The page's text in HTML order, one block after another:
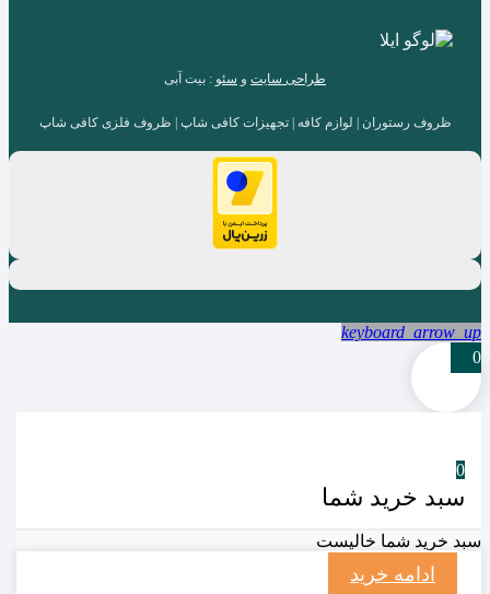
طراحی سایت و سئو : بیت آبی
ظروف رستوران | لوازم کافه | تجهیزات کافی شاپ | ظروف فلزی کافی شاپ
keyboard_arrow_up
0
0
سبد خرید شما
سبد خرید شما خالیست
ادامه خرید